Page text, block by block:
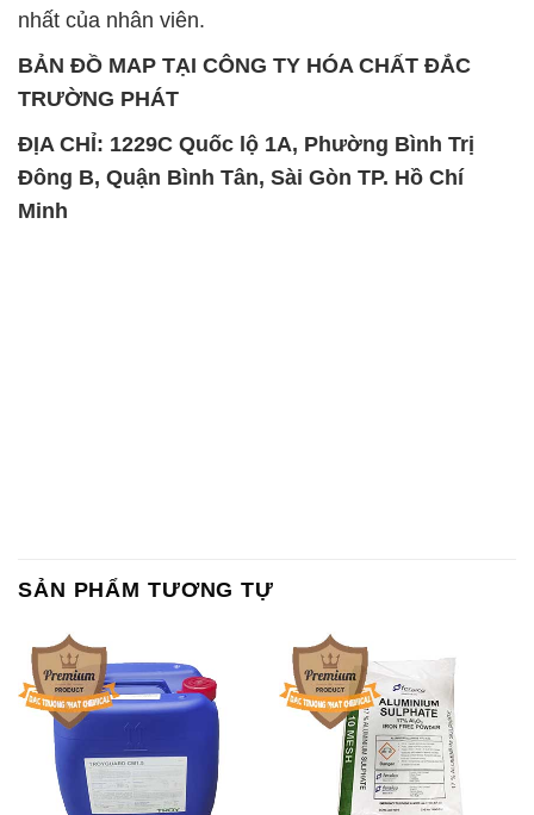
nhất của nhân viên.
BẢN ĐỒ MAP TẠI CÔNG TY HÓA CHẤT ĐẮC
TRƯỜNG PHÁT
ĐỊA CHỈ: 1229C Quốc lộ 1A, Phường Bình Trị
Đông B, Quận Bình Tân, Sài Gòn TP. Hồ Chí
Minh
SẢN PHẨM TƯƠNG TỰ